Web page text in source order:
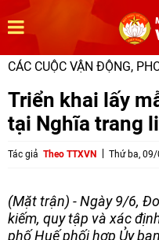
CÁC CUỘC VẬN ĐỘNG,
Triển khai lấy
tại Nghĩa trang
Tác giả Theo TTXVN Thứ ba,
(Mặt trận) - Ngày 9/6,
kiếm, quy tập và xác
phố Huế phối hợp Ủy